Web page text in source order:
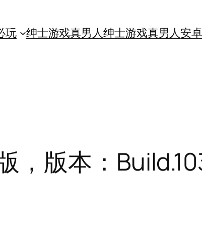
玩 绅士游戏真男人绅士游戏真男人安
，版本：